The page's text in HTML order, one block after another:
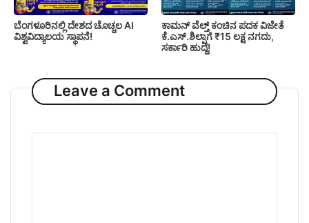
ಬೆಂಗಳೂರಿನಲ್ಲಿ ದೇಶದ ಚೊಚ್ಚಲ AI
ವಿಶ್ವವಿದ್ಯಾಲಯ ಸ್ಥಾಪನೆ!
ಕಾಮನ್ ವೆಲ್ತ್ ಕಂಚಿನ ಪದಕ ವಿಜೇತೆ
ಕೆ.ಎಸ್.ಶಿಲ್ಪಾಗೆ ₹15 ಲಕ್ಷ ನಗದು,
ಸರ್ಕಾರಿ ಹುದ್ದೆ!
Leave a Comment